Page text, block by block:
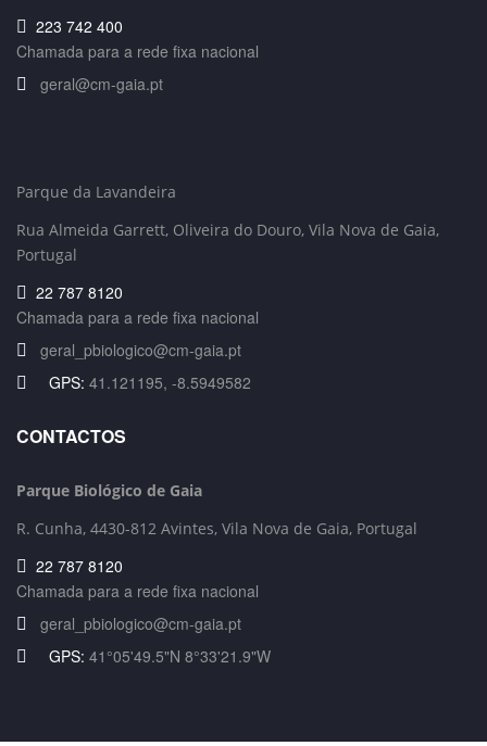
223 742 400
Chamada para a rede fixa nacional
geral@cm-gaia.pt
Parque da Lavandeira
Rua Almeida Garrett, Oliveira do Douro, Vila Nova de Gaia,
Portugal
22 787 8120
Chamada para a rede fixa nacional
geral_pbiologico@cm-gaia.pt
GPS: 41.121195, -8.5949582
CONTACTOS
Parque Biológico de Gaia
R. Cunha, 4430-812 Avintes, Vila Nova de Gaia, Portugal
22 787 8120
Chamada para a rede fixa nacional
geral_pbiologico@cm-gaia.pt
GPS: 41°05'49.5"N 8°33'21.9"W